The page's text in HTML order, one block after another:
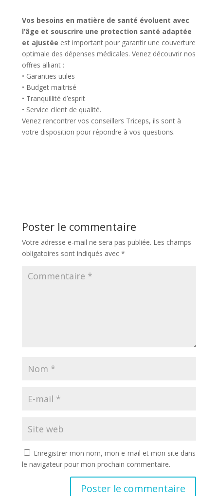
Vos besoins en matière de santé évoluent avec
l’âge et souscrire une protection santé adaptée
et ajustée est important pour garantir une couverture
optimale des dépenses médicales. Venez découvrir nos
offres alliant :
• Garanties utiles
• Budget maitrisé
• Tranquillité d’esprit
• Service client de qualité.
Venez rencontrer vos conseillers Triceps, ils sont à
votre disposition pour répondre à vos questions.
Poster le commentaire
Votre adresse e-mail ne sera pas publiée. Les champs
obligatoires sont indiqués avec *
Enregistrer mon nom, mon e-mail et mon site dans
le navigateur pour mon prochain commentaire.